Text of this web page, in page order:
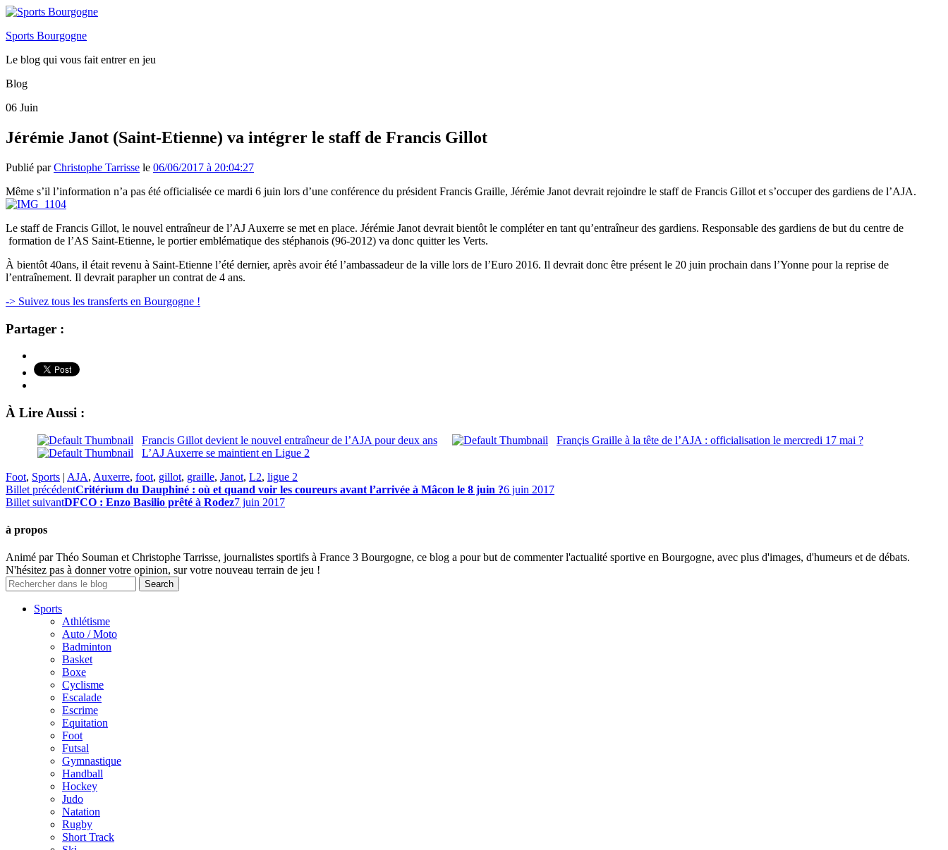
Sports Bourgogne
Le blog qui vous fait entrer en jeu
Blog
06 Juin
Jérémie Janot (Saint-Etienne) va intégrer le staff de Francis Gillot
Publié parChristophe Tarrisse le 06/06/2017 à 20:04:27
Même s’il l’information n’a pas été officialisée ce mardi 6 juin lors d’une conférence du président Francis Graille, Jérémie Janot devrait rejoindre le staff de Francis Gillot et s’occuper des gardiens de l’AJA.
Le staff de Francis Gillot, le nouvel entraîneur de l’AJ Auxerre se met en place. Jérémie Janot devrait bientôt le compléter en tant qu’entraîneur des gardiens. Responsable des gardiens de but du centre de
formation de l’AS Saint-Etienne, le portier emblématique des stéphanois (96-2012) va donc quitter les Verts.
À bientôt 40ans, il était revenu à Saint-Etienne l’été dernier, après avoir été l’ambassadeur de la ville lors de l’Euro 2016. Il devrait donc être présent le 20 juin prochain dans l’Yonne pour la reprise de
l’entraînement. Il devrait parapher un contrat de 4 ans.
-> Suivez tous les transferts en Bourgogne !
Partager :
À Lire Aussi :
Francis Gillot devient le nouvel entraîneur de l’AJA pour deux ans
Françis Graille à la tête de l’AJA : officialisation le mercredi 17 mai ?
L’AJ Auxerre se maintient en Ligue 2
Foot, Sports | AJA, Auxerre, foot, gillot, graille, Janot, L2, ligue 2
Billet précédentCritérium du Dauphiné : où et quand voir les coureurs avant l’arrivée à Mâcon le 8 juin ?6 juin 2017
Billet suivantDFCO : Enzo Basilio prêté à Rodez7 juin 2017
à propos
Animé par Théo Souman et Christophe Tarrisse, journalistes sportifs à France 3 Bourgogne, ce blog a pour but de commenter l'actualité sportive en Bourgogne, avec plus d'images, d'humeurs et de débats.
N'hésitez pas à donner votre opinion, sur votre nouveau terrain de jeu !
Sports
Athlétisme
Auto / Moto
Badminton
Basket
Boxe
Cyclisme
Escalade
Escrime
Equitation
Foot
Futsal
Gymnastique
Handball
Hockey
Judo
Natation
Rugby
Short Track